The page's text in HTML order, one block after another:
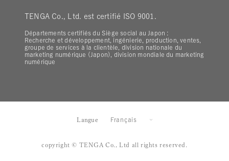
TENGA Co., Ltd. est certifié ISO 9001.
Départements certifiés du Siège social au Japon :
Recherche et développement, ingénierie, production, ventes,
groupe de services à la clientèle, division nationale du
marketing numérique (Japon), division mondiale du marketing
numérique
Langue Français
copyright © TENGA Co., Ltd all rights reserved.